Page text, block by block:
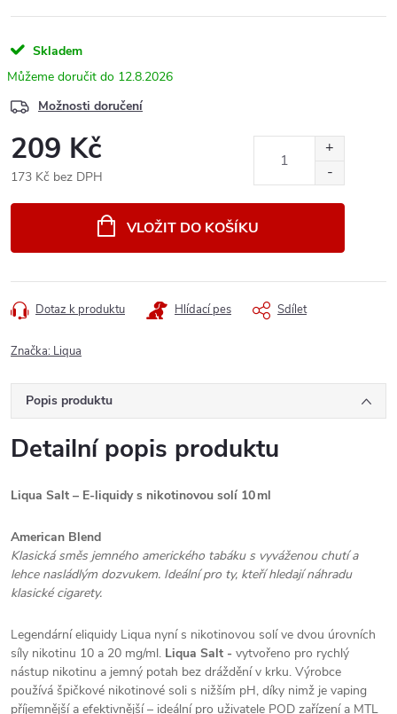
Skladem
12.8.2026
Možnosti doručení
209 Kč
173 Kč bez DPH
VLOŽIT DO KOŠÍKU
Dotaz k produktu Hlídací pes Sdílet
Značka: Liqua
Popis produktu
Detailní popis produktu
Liqua Salt – E‑liquidy s nikotinovou solí 10 ml
American Blend
Klasická směs jemného amerického tabáku s vyváženou chutí a
lehce nasládlým dozvukem. Ideální pro ty, kteří hledají náhradu
klasické cigarety.
Legendární eliquidy Liqua nyní s nikotinovou solí ve dvou úrovních
síly nikotinu 10 a 20 mg/ml. Liqua Salt - vytvořeno pro rychlý
nástup nikotinu a jemný potah bez dráždění v krku. Výrobce
používá špičkové nikotinové soli s nižším pH, díky nimž je vaping
příjemnější a efektivnější – ideální pro uživatele POD zařízení a MTL